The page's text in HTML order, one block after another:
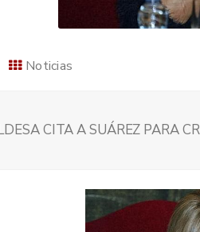
Noticias
CITA A SUÁREZ PARA